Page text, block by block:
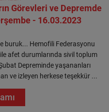
Görevleri ve Depremde
- 16.03.2023
buruk... Hemofili Federasyonu
afet durumlarında sivil toplum
Depreminde yaşananları
ve izleyen herkese teşekkür ...